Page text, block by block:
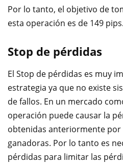
Por lo tanto, el objetivo de
esta operación es de 149 pips.
Stop de pérdidas
El Stop de pérdidas es muy
estrategia ya que no existe
de fallos. En un mercado
operación puede causar la
obtenidas anteriormente
ganadoras. Por lo tanto es
pérdidas para limitar las